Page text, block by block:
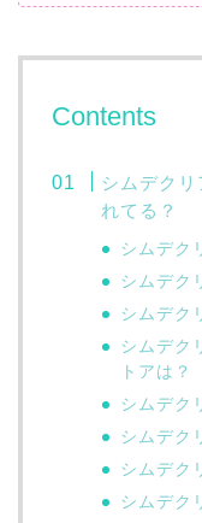
Contents
シムデク
れてる？
シムデク
シムデク
シムデク
シムデク
トアは？
シムデク
シムデク
シムデク
シムデク